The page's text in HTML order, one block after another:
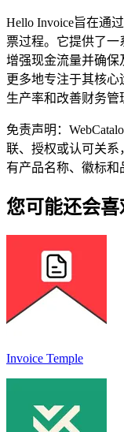
Hello Invoice旨在通
票过程。它提供了一
增强现金流量并确保
更多地专注于其核
生产率和改善财务管
免责声明：
联、授权或认可关系
有产品名称、徽标和
您可能还会喜
Invoice Temple